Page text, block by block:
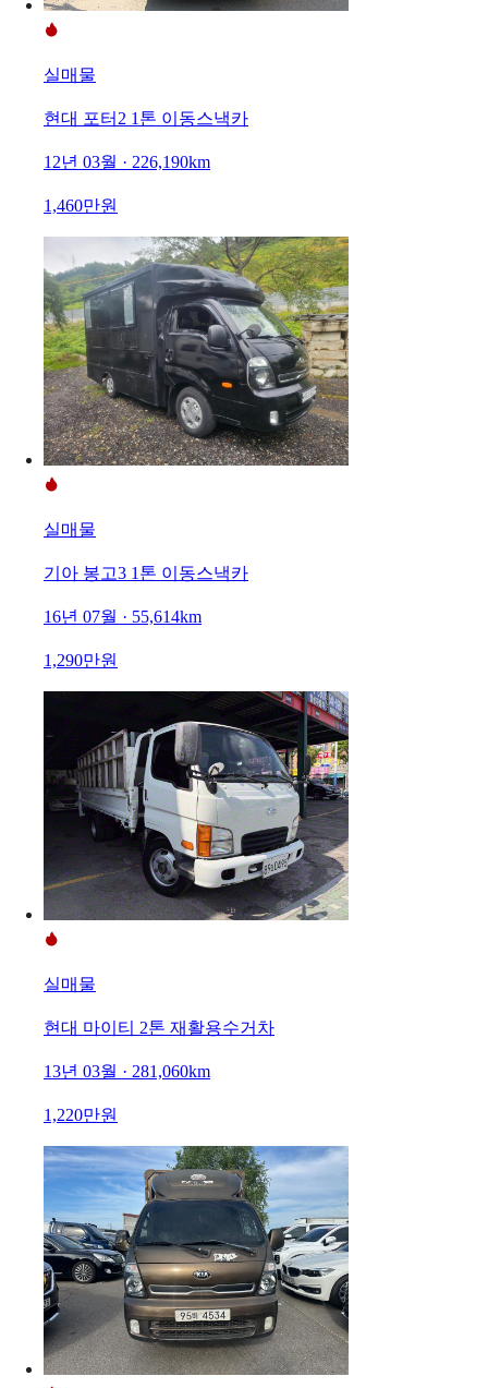
실매물
현대 포터2 1톤 이동스낵카
12년 03월 · 226,190km
1,460만원
실매물
기아 봉고3 1톤 이동스낵카
16년 07월 · 55,614km
1,290만원
실매물
현대 마이티 2톤 재활용수거차
13년 03월 · 281,060km
1,220만원